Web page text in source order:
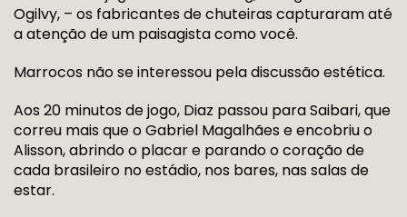
Ogilvy, – os fabricantes de chuteiras capturaram até
a atenção de um paisagista como você.
Marrocos não se interessou pela discussão estética.
Aos 20 minutos de jogo, Diaz passou para Saibari, que
correu mais que o Gabriel Magalhães e encobriu o
Alisson, abrindo o placar e parando o coração de
cada brasileiro no estádio, nos bares, nas salas de
estar.